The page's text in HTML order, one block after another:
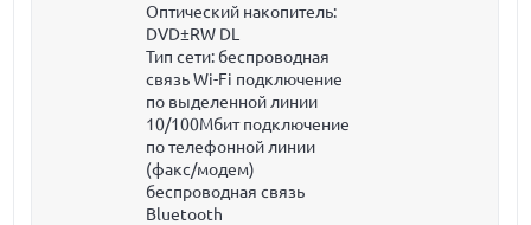
Оптический накопитель:
DVD±RW DL
Тип сети: беспроводная
связь Wi-Fi подключение
по выделенной линии
10/100Мбит подключение
по телефонной линии
(факс/модем)
беспроводная связь
Bluetooth